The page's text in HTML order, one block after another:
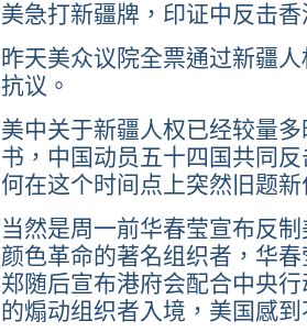
美急打新疆牌，印证中反击
昨天美众议院全票通过新疆
抗议。
美中关于新疆人权已经较量
书，中国动员五十四国共同
何在这个时间点上突然旧题
当然是周一前华春莹宣布反
颜色革命的著名组织者，华
郑随后宣布港府会配合中央
的煽动组织者入境，美国感